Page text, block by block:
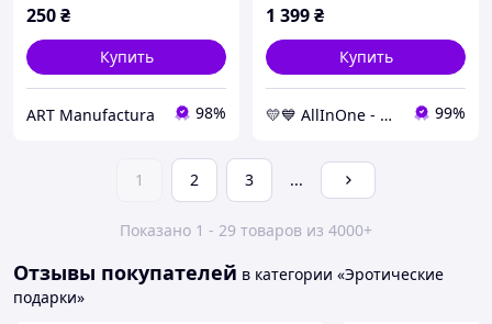
250₴
Купить
ART Manufactura 98%
верси
1 399₴
Купить
💛💙 AllInOne - находи все необходимое в одном магазине! 99%
1 2 3 ...
Показано 1 - 29 товаров из 4000+
Отзывы покупателей в категории «Эротические
подарки»